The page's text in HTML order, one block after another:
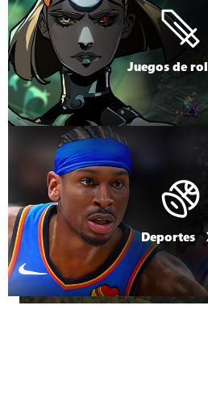
Juegos de rol
Deportes